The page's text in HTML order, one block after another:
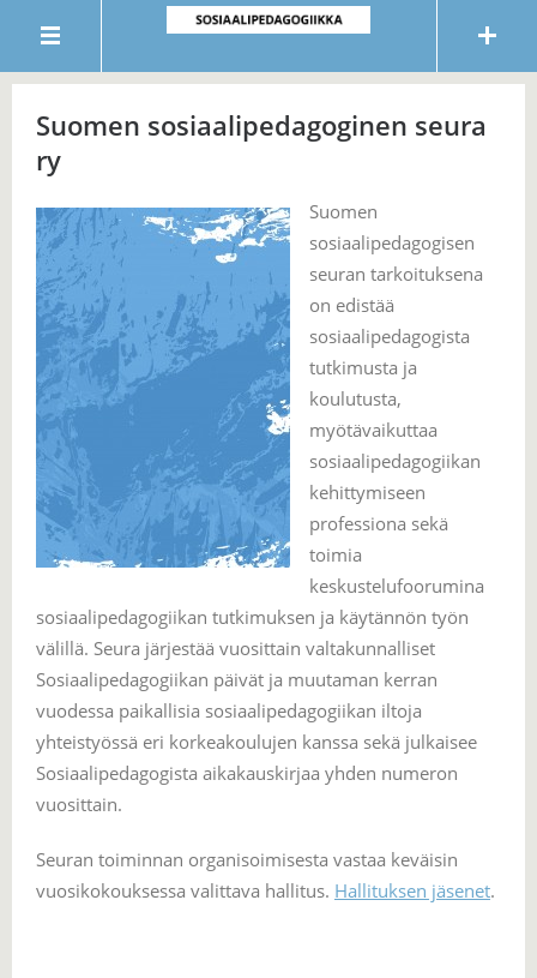
Suomen sosiaalipedagoginen seura
ry
Suomen
sosiaalipedagogisen
seuran tarkoituksena
on edistää
sosiaalipedagogista
tutkimusta ja
koulutusta,
myötävaikuttaa
sosiaalipedagogiikan
kehittymiseen
professiona sekä
toimia
keskustelufoorumina
sosiaalipedagogiikan tutkimuksen ja käytännön työn
välillä. Seura järjestää vuosittain valtakunnalliset
Sosiaalipedagogiikan päivät ja muutaman kerran
vuodessa paikallisia sosiaalipedagogiikan iltoja
yhteistyössä eri korkeakoulujen kanssa sekä julkaisee
Sosiaalipedagogista aikakauskirjaa yhden numeron
vuosittain.
Seuran toiminnan organisoimisesta vastaa keväisin
vuosikokouksessa valittava hallitus. Hallituksen jäsenet.